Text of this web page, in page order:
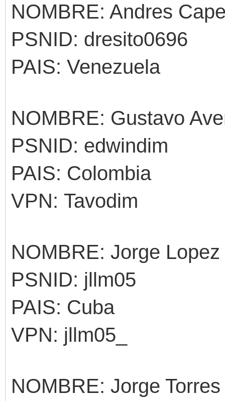
NOMBRE: Andres
PSNID: dresito0696
PAIS: Venezuela
NOMBRE: Gustavo
PSNID: edwindim
PAIS: Colombia
VPN: Tavodim
NOMBRE: Jorge Lopez
PSNID: jllm05
PAIS: Cuba
VPN: jllm05_
NOMBRE: Jorge Torres